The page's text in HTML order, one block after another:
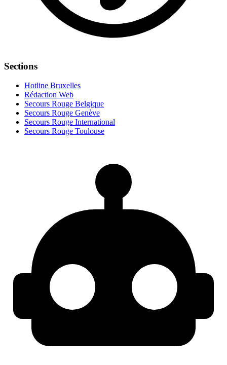
Sections
Hotline Bruxelles
Rédaction Web
Secours Rouge Belgique
Secours Rouge Genève
Secours Rouge International
Secours Rouge Toulouse